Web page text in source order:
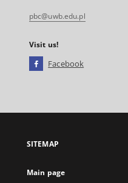
pbc@uwb.edu.pl
Visit us!
Facebook
open
new
SITEMAP
Main page